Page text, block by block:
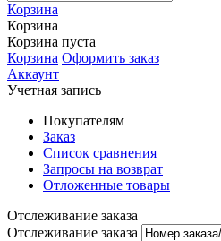
Корзина
Корзина
Корзина пуста
Корзина Оформить заказ
Аккаунт
Учетная запись
Покупателям
Заказ
Список сравнения
Запросы на возврат
Отложенные товары
Отслеживание заказа
Отслеживание заказа